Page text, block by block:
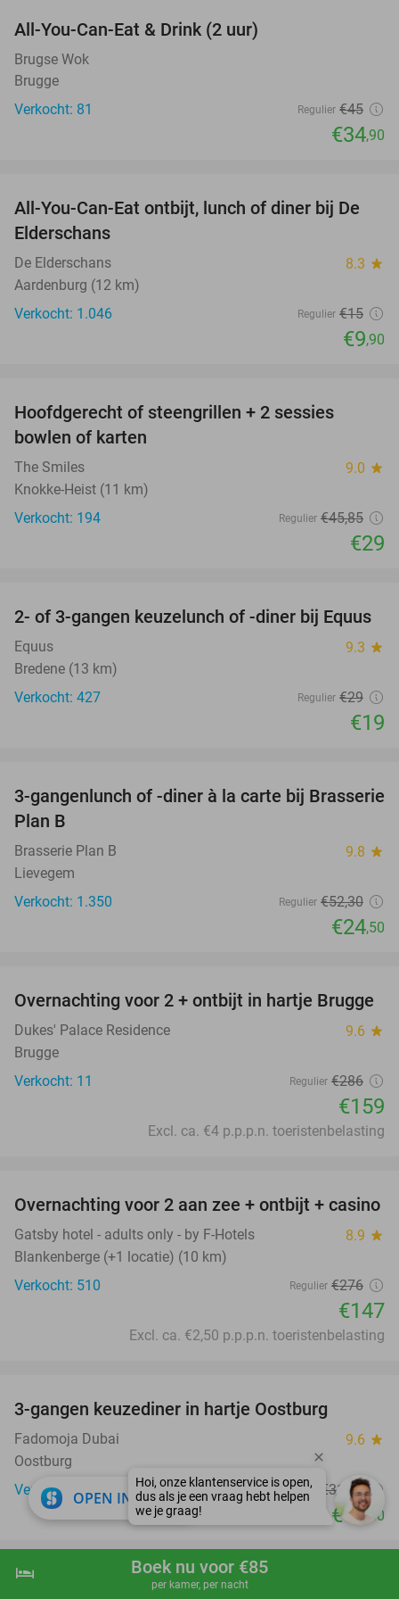
shopping_cart Boek nu
hotel Boek nu voor €85
per kamer, per nacht
All-You-Can-Eat & Drink (2 uur)
Brugse Wok
Brugge
Verkocht: 81
Regulier €45
€34,90
34%
All-You-Can-Eat ontbijt, lunch of diner bij De
Elderschans
De Elderschans 8.3 star
Aardenburg (12 km)
Verkocht: 1.046
Regulier €15
€9,90
Hoofdgerecht of steengrillen + 2 sessies
bowlen of karten
The Smiles 9.0 star
Knokke-Heist (11 km)
Verkocht: 194
Regulier €45,85
€29
34%
2- of 3-gangen keuzelunch of -diner bij Equus
Equus 9.3 star
Bredene (13 km)
Verkocht: 427
Regulier €29
€19
53%
SOLD
OUT
3-gangenlunch of -diner à la carte bij Brasserie
Plan B
Brasserie Plan B 9.8 star
Lievegem
Verkocht: 1.350
Regulier €52,30
€24,50
44%
Overnachting voor 2 + ontbijt in hartje Brugge
Dukes' Palace Residence 9.6 star
Brugge
Verkocht: 11
Regulier €286
€159
Excl. ca. €4 p.p.p.n. toeristenbelasting
47%
Overnachting voor 2 aan zee + ontbijt + casino
Gatsby hotel - adults only - by F-Hotels 8.9 star
Blankenberge (+1 locatie) (10 km)
Verkocht: 510
Regulier €276
€147
Excl. ca. €2,50 p.p.p.n. toeristenbelasting
3-gangen keuzediner in hartje Oostburg
Fadomoja Dubai 9.6 star
Oostburg
Verkocht: 116
Regulier €31 ,35
€17,50
2- of 3-gangenlunch of -diner à la carte bij La
OPEN IN APP close